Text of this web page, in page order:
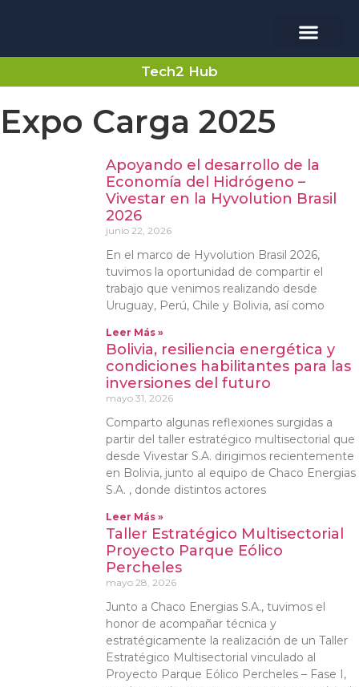
Tech2 Hub
Expo Carga 2025
Apoyando el desarrollo de la
Economía del Hidrógeno –
Vivestar en la Hyvolution Brasil
2026
junio 22, 2026
En el marco de Hyvolution Brasil 2026,
tuvimos la oportunidad de compartir el
trabajo que venimos realizando desde
Uruguay, Perú, Chile y Bolivia, así como
Leer Más »
Bolivia, resiliencia energética y
condiciones habilitantes para las
inversiones del futuro
mayo 31, 2026
Comparto algunas reflexiones surgidas a
partir del taller estratégico multisectorial que
desde Vivestar S.A. dirigimos recientemente
en Bolivia, junto al equipo de Chaco Energias
S.A. , donde distintos actores
Leer Más »
Taller Estratégico Multisectorial
Proyecto Parque Eólico
Percheles
mayo 28, 2026
Junto a Chaco Energias S.A., tuvimos el
honor de acompañar técnica y
estratégicamente la realización de un Taller
Estratégico Multisectorial vinculado al
Proyecto Parque Eólico Percheles – Fase I,